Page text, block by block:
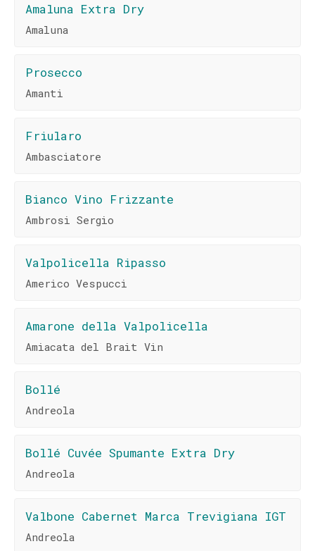
Amaluna Extra Dry
Amaluna
Prosecco
Amanti
Friularo
Ambasciatore
Bianco Vino Frizzante
Ambrosi Sergio
Valpolicella Ripasso
Americo Vespucci
Amarone della Valpolicella
Amiacata del Brait Vin
Bollé
Andreola
Bollé Cuvée Spumante Extra Dry
Andreola
Valbone Cabernet Marca Trevigiana IGT
Andreola